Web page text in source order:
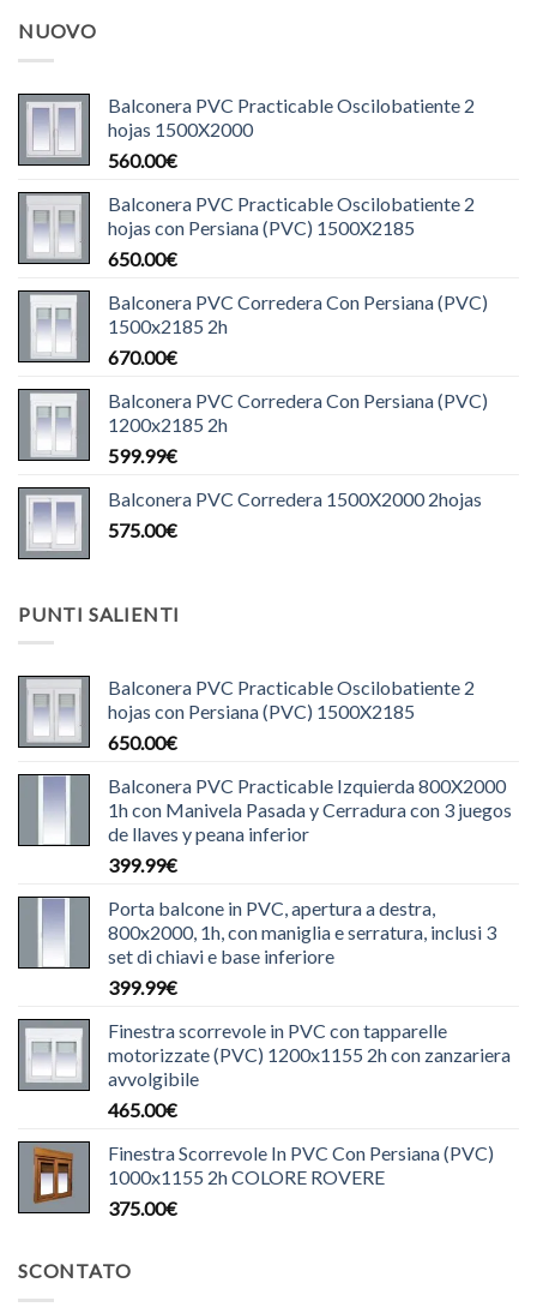
NUOVO
Balconera PVC Practicable Oscilobatiente 2
hojas 1500X2000
560.00€
Balconera PVC Practicable Oscilobatiente 2
hojas con Persiana (PVC) 1500X2185
650.00€
Balconera PVC Corredera Con Persiana (PVC)
1500x2185 2h
670.00€
Balconera PVC Corredera Con Persiana (PVC)
1200x2185 2h
599.99€
Balconera PVC Corredera 1500X2000 2hojas
575.00€
PUNTI SALIENTI
Balconera PVC Practicable Oscilobatiente 2
hojas con Persiana (PVC) 1500X2185
650.00€
Balconera PVC Practicable Izquierda 800X2000
1h con Manivela Pasada y Cerradura con 3 juegos
de llaves y peana inferior
399.99€
Porta balcone in PVC, apertura a destra,
800x2000, 1h, con maniglia e serratura, inclusi 3
set di chiavi e base inferiore
399.99€
Finestra scorrevole in PVC con tapparelle
motorizzate (PVC) 1200x1155 2h con zanzariera
avvolgibile
465.00€
Finestra Scorrevole In PVC Con Persiana (PVC)
1000x1155 2h COLORE ROVERE
375.00€
SCONTATO